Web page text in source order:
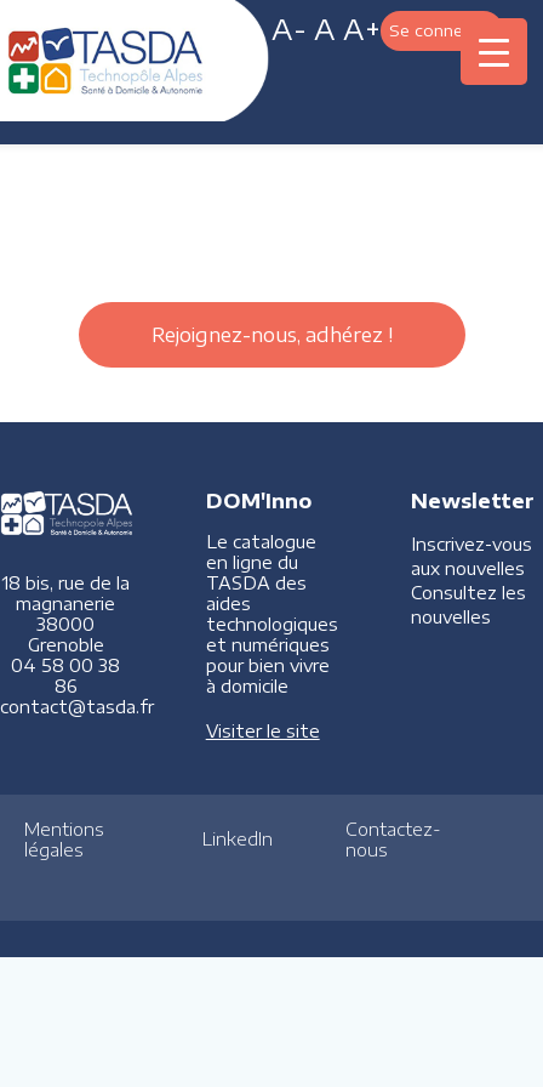
A- A A+ Se connecter
Rejoignez-nous, adhérez !
18 bis, rue de la
magnanerie
38000
Grenoble
04 58 00 38
86
contact@tasda.fr
DOM'Inno
Le catalogue
en ligne du
TASDA des
aides
technologiques
et numériques
pour bien vivre
à domicile
Visiter le site
Newsletter
Inscrivez-vous
aux nouvelles
Consultez les
nouvelles
Mentions
légales
LinkedIn
Contactez-
nous